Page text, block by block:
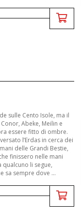
sulle Cento Isole, ma il
Abeke, Meilin e
essere fitto di ombre.
l’Erdas in cerca dei
delle Grandi Bestie,
finissero nelle mani
qualcuno li segue,
sa sempre dove ...